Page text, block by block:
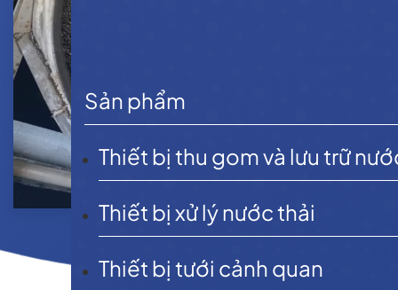
Sản phẩm
Thiết bị thu gom và lưu trữ
Thiết bị xử lý nước thải
Thiết bị tưới cảnh quan